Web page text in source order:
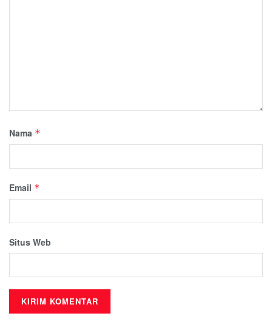
Nama *
Email *
Situs Web